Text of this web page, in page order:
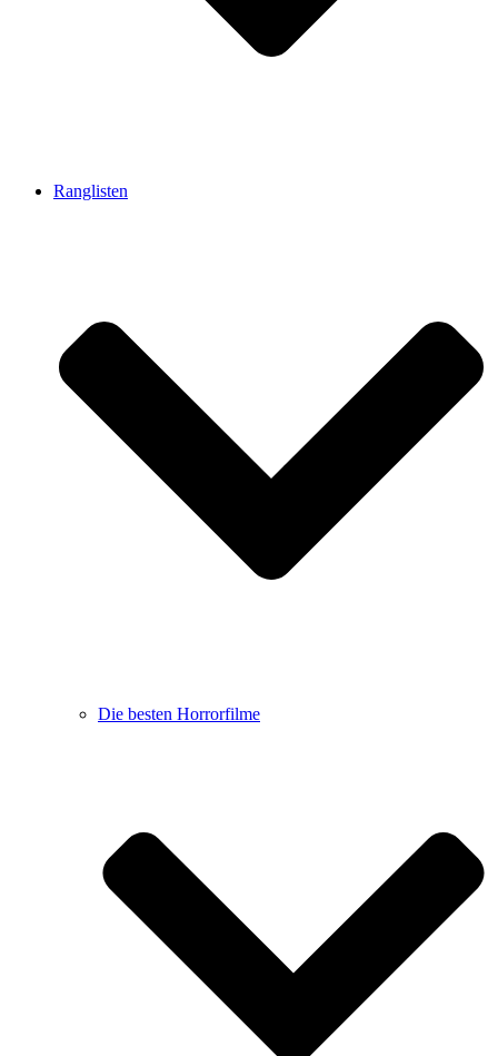
Ranglisten
Die besten Horrorfilme